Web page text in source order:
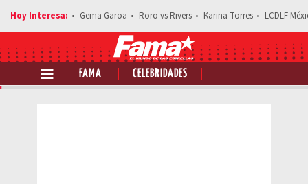
Gema Garoa Roro vs Rivers Karina Torres LCDLF
FAMA CELEBRIDADES
Comparte esta noticia